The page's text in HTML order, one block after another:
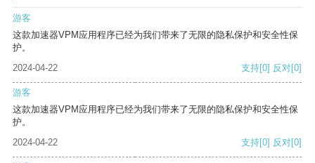
游客
这款加速器VPM应用程序已经为我们带来了无限的隐私保护和安全性保
护。
2024-04-22
支持[0] 反对[0]
游客
这款加速器VPM应用程序已经为我们带来了无限的隐私保护和安全性保
护。
2024-04-22
支持[0] 反对[0]